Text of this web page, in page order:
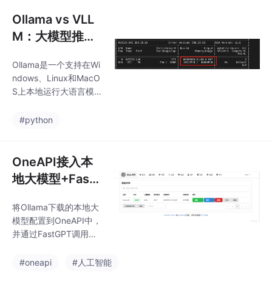
360 智脑以及腾讯混
元，可用于二次分发管
理 key，仅单可执行文
镜像，一键部署，开箱
即用.由于我的fastGPT
使用的是docker部署
的exe
Ollama vs VLL
M：大模型推理
Ollama是一个支持在Wi
ndows、Linux和MacO
S上本地运行大语言模
非常方便地运行和使用
一行命令就可以启动模
型。主要特点跨平台支
持Windows、Linux、M
的模型库,包括Qwen、L
lama等1700+大语言模
型,可以在官网model lib
支持用户上传自己的模
#python
OneAPI接入本
地大模型+Fast
模型
将Ollama下载的本地大
模型配置到OneAPI中，
并通过FastGPT调用本
#oneapi
#人工智能